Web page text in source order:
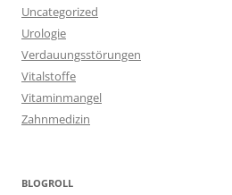
Uncategorized
Urologie
Verdauungsstörungen
Vitalstoffe
Vitaminmangel
Zahnmedizin
BLOGROLL